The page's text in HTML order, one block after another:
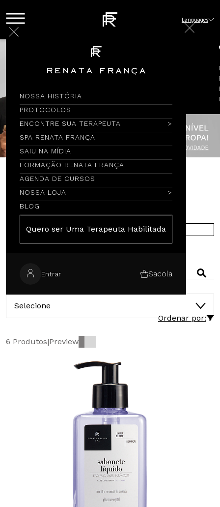
NOSSA HISTÓRIA
PROTOCOLOS
ENCONTRE SUA TERAPEUTA
SPA RENATA FRANÇA
SAIU NA MÍDIA
FORMAÇÃO RENATA FRANÇA
AGENDA DE CURSOS
NOSSA LOJA
BLOG
Quero ser Uma Terapeuta Habilitada
Entrar Sacola
Languages
Encontre por Nome
COMPRE NA EUROPA
Selecione
Ordenar por:
6 Produtos|Preview